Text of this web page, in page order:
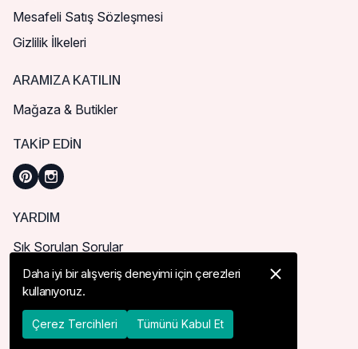
Mesafeli Satış Sözleşmesi
Gizlilik İlkeleri
ARAMIZA KATILIN
Mağaza & Butikler
TAKIP EDIN
YARDIM
Sık Sorulan Sorular
Nasıl Sipariş Verebilirim?
Kargo ve Teslimat
İade, İptal ve Değişim
Daha iyi bir alışveriş deneyimi için çerezleri
kullanıyoruz.
Çerez Tercihleri Tümünü Kabul Et